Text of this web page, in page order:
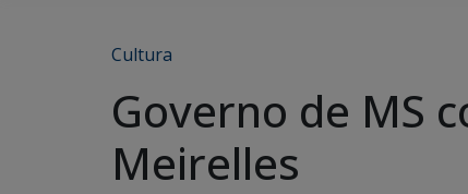
Cultura
Governo de MS
Meirelles